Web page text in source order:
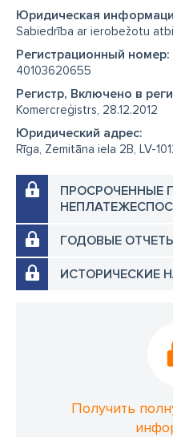
Юридическая
Sabiedrība ar ierobežotu
Регистрационный номер:
40103620655
Регистр, Включено в
Komercreģistrs, 28.12.2012
Юридический адрес:
Rīga, Zemitāna iela 2B, LV-
ПРОСРОЧЕННЫЕ
ГОДОВЫЕ
ИСТОРИЧЕСКИЕ
Получить